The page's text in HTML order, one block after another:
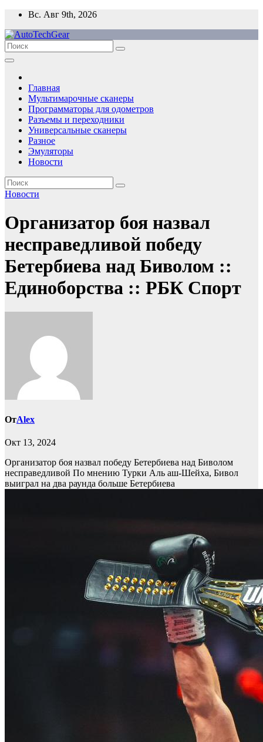
Перейти
содержимому
Вс. Авг 9th, 2026
Главная
Мультимарочные сканеры
Программаторы для одометров
Разъемы и переходники
Универсальные сканеры
Разное
Эмуляторы
Новости
Новости
Организатор боя назвал
несправедливой победу
Бетербиева над Биволом ::
Единоборства :: РБК Спорт
ОтAlex
Окт 13, 2024
Организатор боя назвал победу Бетербиева над Биволом
несправедливой По мнению Турки Аль аш-Шейха, Бивол
выиграл на два раунда больше Бетербиева